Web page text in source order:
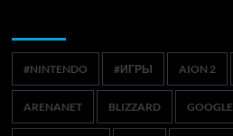
#NINTENDO #ИГРЫ AION 2
ARENANET BLIZZARD GOOGLE